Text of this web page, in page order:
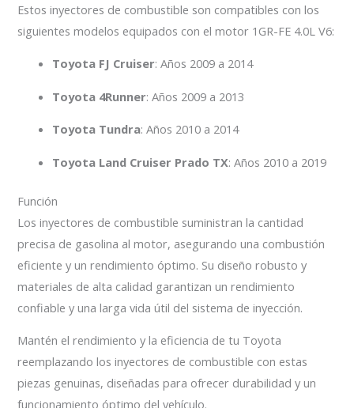
Estos inyectores de combustible son compatibles con los
siguientes modelos equipados con el motor 1GR-FE 4.0L V6:
Toyota FJ Cruiser: Años 2009 a 2014
Toyota 4Runner: Años 2009 a 2013
Toyota Tundra: Años 2010 a 2014
Toyota Land Cruiser Prado TX: Años 2010 a 2019
Función
Los inyectores de combustible suministran la cantidad
precisa de gasolina al motor, asegurando una combustión
eficiente y un rendimiento óptimo. Su diseño robusto y
materiales de alta calidad garantizan un rendimiento
confiable y una larga vida útil del sistema de inyección.
Mantén el rendimiento y la eficiencia de tu Toyota
reemplazando los inyectores de combustible con estas
piezas genuinas, diseñadas para ofrecer durabilidad y un
funcionamiento óptimo del vehículo.